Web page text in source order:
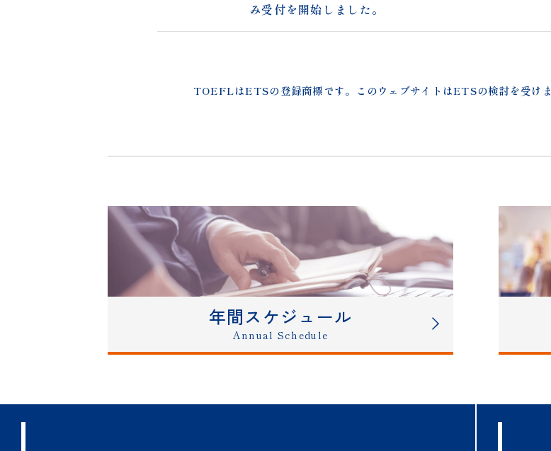
み受付を開始しました。
2026/7/2 LOGOS 新入塾説明会の日程を更新しました。
2026/6/22
9月～1月実施 LOGOS AKADEMEIA 志望校別対策
開始しました。
2026/6/22 9月～1月実施 志望校別対策通信講座プラスの申し込
2026/6/22
9月～12月実施 帰国生入試対策 日本語作文・面接講
TOEFLはETSの登録商標です。このウェブサイトはETSの検討を受け
年間スケジュール
Annual Schedule